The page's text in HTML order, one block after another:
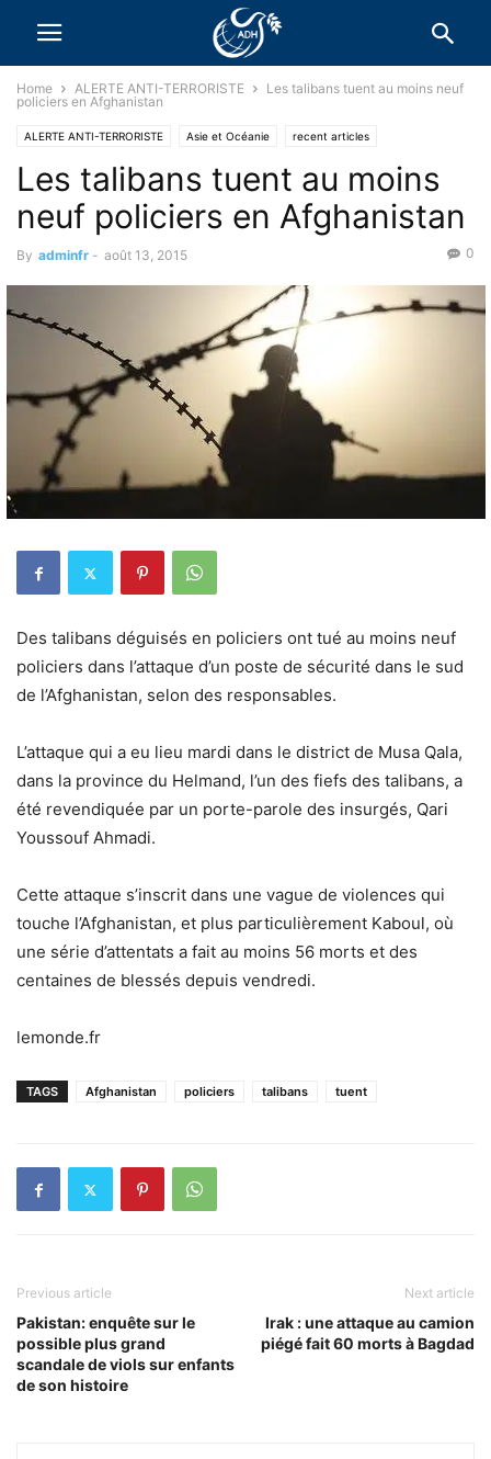
Home ALERTE ANTI-TERRORISTE
Les talibans tuent au moins neuf
policiers en Afghanistan
ALERTE ANTI-TERRORISTE Asie et Océanie recent articles
Les talibans tuent au moins
neuf policiers en Afghanistan
By adminfr - août 13, 2015 0
Des talibans déguisés en policiers ont tué au moins neuf
policiers dans l’attaque d’un poste de sécurité dans le sud
de l’Afghanistan, selon des responsables.
L’attaque qui a eu lieu mardi dans le district de Musa Qala,
dans la province du Helmand, l’un des fiefs des talibans, a
été revendiquée par un porte-parole des insurgés, Qari
Youssouf Ahmadi.
Cette attaque s’inscrit dans une vague de violences qui
touche l’Afghanistan, et plus particulièrement Kaboul, où
une série d’attentats a fait au moins 56 morts et des
centaines de blessés depuis vendredi.
lemonde.fr
TAGS Afghanistan policiers talibans tuent
Previous article
Pakistan: enquête sur le
possible plus grand
scandale de viols sur enfants
de son histoire
Next article
Irak : une attaque au camion
piégé fait 60 morts à Bagdad